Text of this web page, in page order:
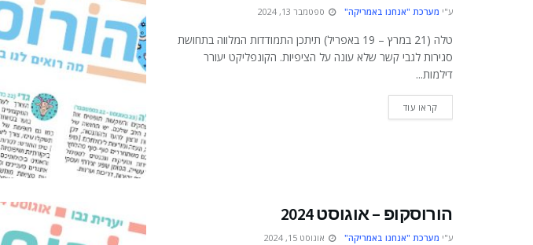
ע"י מערכת "אנחנו באמריקה" ספטמבר 13, 2024
טלה (21 במרץ – 19 באפריל) תיתכן התמודדות המלווה בתחושת
סגירות לגבי קשר שלא עונה על הציפיות. הקונפליקט יעורר
דילמות...
קראו עודDETAILS
הורוסקופ – אוגוסט 2024
ע"י מערכת "אנחנו באמריקה" אוגוסט 15, 2024